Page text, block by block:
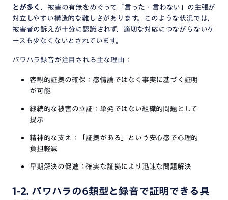
とが多く、被害の有無をめぐって「言った・言わない」の主張が
対立しやすい構造的な難しさがあります。このような状況では、
被害者の訴えが十分に認識されず、適切な対応につながらないケ
ースも少なくないとされています。
パワハラ録音が注目される主な理由：
客観的証拠の確保：感情論ではなく事実に基づく証明
が可能
継続的な被害の立証：単発ではない組織的問題として
提示
精神的な支え：「証拠がある」という安心感で心理的
負担軽減
早期解決の促進：確実な証拠により迅速な問題解決
1-2. パワハラの6類型と録音で証明できる具